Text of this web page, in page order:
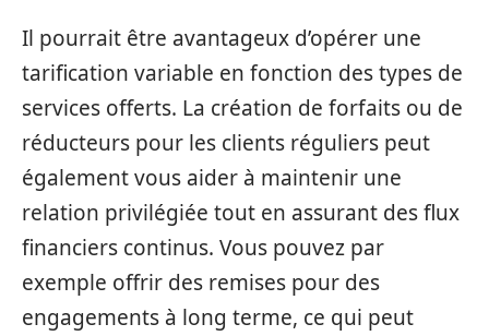
Il pourrait être avantageux d’opérer une
tarification variable en fonction des types de
services offerts. La création de forfaits ou de
réducteurs pour les clients réguliers peut
également vous aider à maintenir une
relation privilégiée tout en assurant des flux
financiers continus. Vous pouvez par
exemple offrir des remises pour des
engagements à long terme, ce qui peut